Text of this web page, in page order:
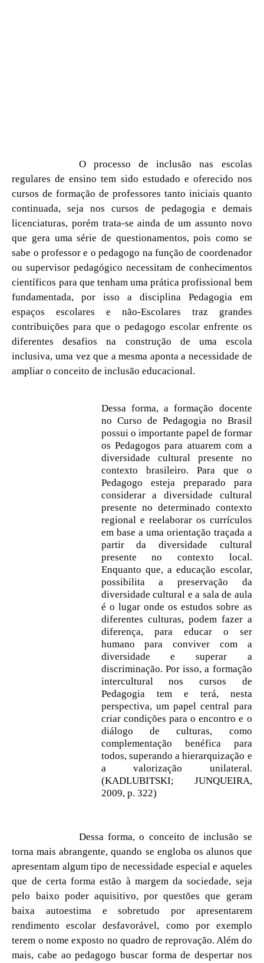
O processo de inclusão nas escolas
regulares de ensino tem sido estudado e oferecido nos
cursos de formação de professores tanto iniciais quanto
continuada, seja nos cursos de pedagogia e demais
licenciaturas, porém trata-se ainda de um assunto novo
que gera uma série de questionamentos, pois como se
sabe o professor e o pedagogo na função de coordenador
ou supervisor pedagógico necessitam de conhecimentos
científicos para que tenham uma prática profissional bem
fundamentada, por isso a disciplina Pedagogia em
espaços escolares e não-Escolares traz grandes
contribuições para que o pedagogo escolar enfrente os
diferentes desafios na construção de uma escola
inclusiva, uma vez que a mesma aponta a necessidade de
ampliar o conceito de inclusão educacional.
Dessa forma, a formação docente
no Curso de Pedagogia no Brasil
possui o importante papel de formar
os Pedagogos para atuarem com a
diversidade cultural presente no
contexto brasileiro. Para que o
Pedagogo esteja preparado para
considerar a diversidade cultural
presente no determinado contexto
regional e reelaborar os currículos
em base a uma orientação traçada a
partir da diversidade cultural
presente no contexto local.
Enquanto que, a educação escolar,
possibilita a preservação da
diversidade cultural e a sala de aula
é o lugar onde os estudos sobre as
diferentes culturas, podem fazer a
diferença, para educar o ser
humano para conviver com a
diversidade e superar a
discriminação. Por isso, a formação
intercultural nos cursos de
Pedagogia tem e terá, nesta
perspectiva, um papel central para
criar condições para o encontro e o
diálogo de culturas, como
complementação benéfica para
todos, superando a hierarquização e
a valorização unilateral.
(KADLUBITSKI; JUNQUEIRA,
2009, p. 322)
Dessa forma, o conceito de inclusão se
torna mais abrangente, quando se engloba os alunos que
apresentam algum tipo de necessidade especial e aqueles
que de certa forma estão à margem da sociedade, seja
pelo baixo poder aquisitivo, por questões que geram
baixa autoestima e sobretudo por apresentarem
rendimento escolar desfavorável, como por exemplo
terem o nome exposto no quadro de reprovação. Além do
mais, cabe ao pedagogo buscar forma de despertar nos